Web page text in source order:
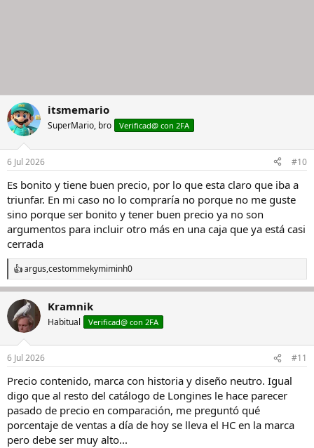
itsmemario
SuperMario, bro Verificad@ con 2FA
6 Jul 2026 #10
Es bonito y tiene buen precio, por lo que esta claro que iba a
triunfar. En mi caso no lo compraría no porque no me guste
sino porque ser bonito y tener buen precio ya no son
argumentos para incluir otro más en una caja que ya está casi
cerrada
R
e
a
c
c
i
e
:
argus,cestommekymiminh0
Kramnik
Habitual Verificad@ con 2FA
6 Jul 2026 #11
Precio contenido, marca con historia y diseño neutro. Igual
digo que al resto del catálogo de Longines le hace parecer
pasado de precio en comparación, me preguntó qué
porcentaje de ventas a día de hoy se lleva el HC en la marca
pero debe ser muy alto...